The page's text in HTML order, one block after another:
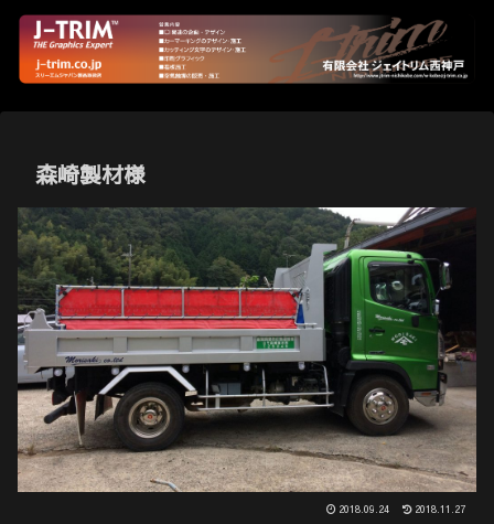
森崎製材様
2018.09.24 2018.11.27